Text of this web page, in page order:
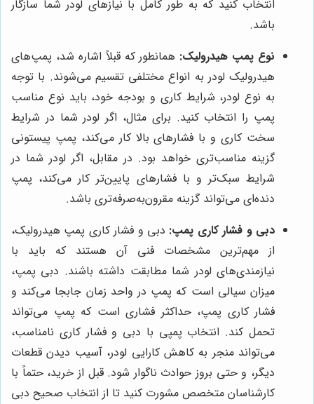
انتخاب کنید که به طور کامل با نیازهای لودر شما سازگار
باشد.
نوع پمپ هیدرولیک: همانطور که قبلاً اشاره شد، پمپ‌های
هیدرولیک لودر به انواع مختلفی تقسیم می‌شوند. با توجه
به نوع لودر، شرایط کاری و بودجه خود، باید نوع مناسب
پمپ را انتخاب کنید. برای مثال، اگر لودر شما در شرایط
سخت کاری و با فشارهای بالا کار می‌کند، پمپ پیستونی
گزینه مناسب‌تری خواهد بود. در مقابل، اگر لودر شما در
شرایط سبک‌تر و با فشارهای پایین‌تر کار می‌کند، پمپ
دنده‌ای می‌تواند گزینه مقرون‌به‌صرفه‌تری باشد.
دبی و فشار کاری پمپ: دبی و فشار کاری پمپ هیدرولیک،
از مهم‌ترین مشخصات فنی آن هستند که باید با
نیازمندی‌های لودر شما مطابقت داشته باشند. دبی پمپ،
میزان سیالی است که پمپ در واحد زمان جابجا می‌کند و
فشار کاری پمپ، حداکثر فشاری است که پمپ می‌تواند
تحمل کند. انتخاب پمپی با دبی و فشار کاری نامناسب،
می‌تواند منجر به کاهش کارایی لودر، آسیب دیدن قطعات
دیگر، و حتی بروز حوادث ناگوار شود. قبل از خرید، حتماً با
کارشناسان متخصص مشورت کنید تا از انتخاب صحیح دبی